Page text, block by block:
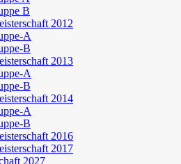
B
2012
A
B
2013
A
B
2014
A
B
2016
2017
2027